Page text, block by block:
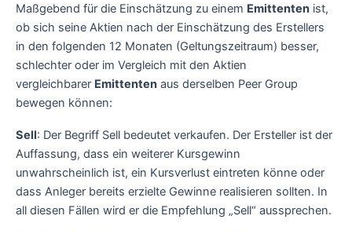
Maßgebend für die Einschätzung zu einem Emittenten ist,
ob sich seine Aktien nach der Einschätzung des Erstellers
in den folgenden 12 Monaten (Geltungszeitraum) besser,
schlechter oder im Vergleich mit den Aktien
vergleichbarer Emittenten aus derselben Peer Group
bewegen können:
Sell: Der Begriff Sell bedeutet verkaufen. Der Ersteller ist der
Auffassung, dass ein weiterer Kursgewinn
unwahrscheinlich ist, ein Kursverlust eintreten könne oder
dass Anleger bereits erzielte Gewinne realisieren sollten. In
all diesen Fällen wird er die Empfehlung „Sell“ aussprechen.